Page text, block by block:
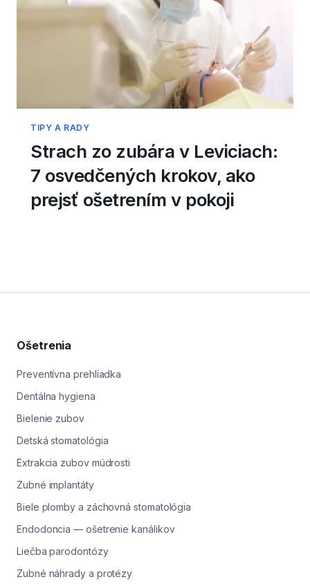
TIPY A RADY
Strach zo zubára v Leviciach:
7 osvedčených krokov, ako
prejsť ošetrením v pokoji
Ošetrenia
Preventívna prehliadka
Dentálna hygiena
Bielenie zubov
Detská stomatológia
Extrakcia zubov múdrosti
Zubné implantáty
Biele plomby a záchovná stomatológia
Endodoncia — ošetrenie kanálikov
Liečba parodontózy
Zubné náhrady a protézy